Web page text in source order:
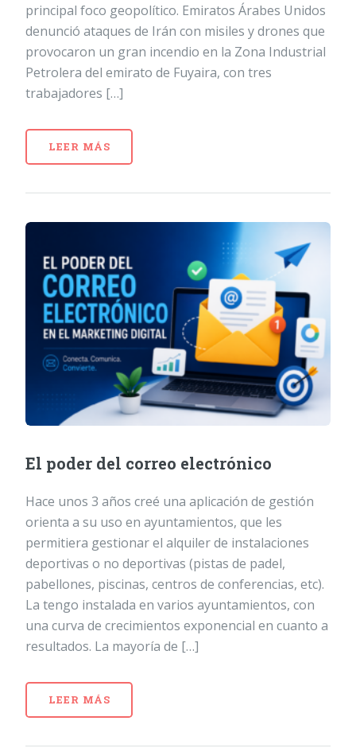
principal foco geopolítico. Emiratos Árabes Unidos
denunció ataques de Irán con misiles y drones que
provocaron un gran incendio en la Zona Industrial
Petrolera del emirato de Fuyaira, con tres
trabajadores […]
LEER MÁS
El poder del correo electrónico
Hace unos 3 años creé una aplicación de gestión
orienta a su uso en ayuntamientos, que les
permitiera gestionar el alquiler de instalaciones
deportivas o no deportivas (pistas de padel,
pabellones, piscinas, centros de conferencias, etc).
La tengo instalada en varios ayuntamientos, con
una curva de crecimientos exponencial en cuanto a
resultados. La mayoría de […]
LEER MÁS